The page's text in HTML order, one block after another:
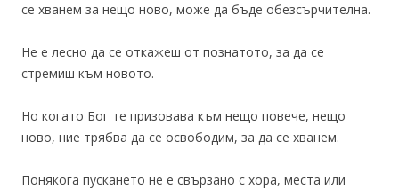
се хванем за нещо ново, може да бъде обезсърчителна.
Не е лесно да се откажеш от познатото, за да се
стремиш към новото.
Но когато Бог те призовава към нещо повече, нещо
ново, ние трябва да се освободим, за да се хванем.
Понякога пускането не е свързано с хора, места или